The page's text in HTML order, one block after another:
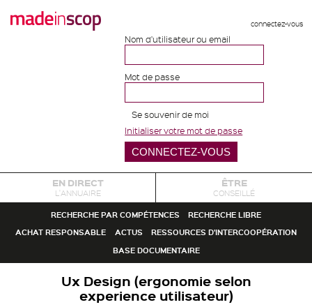
connectez-vous
Nom d'utilisateur ou email
Mot de passe
Se souvenir de moi
Initialiser votre mot de passe
EN DIRECT
L'ANNUAIRE
ÊTRE
CONSEILLÉ
RECHERCHE PAR COMPÉTENCES
RECHERCHE LIBRE
ACHAT RESPONSABLE
ACTUS
RESSOURCES D'INTERCOOPÉRATION
BASE DOCUMENTAIRE
Ux Design (ergonomie selon
experience utilisateur)